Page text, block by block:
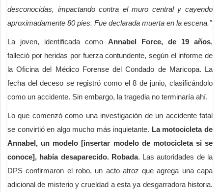
desconocidas, impactando contra el muro central y cayendo
aproximadamente 80 pies. Fue declarada muerta en la escena."
La joven, identificada como Annabel Force, de 19 años,
falleció por heridas por fuerza contundente, según el informe de
la Oficina del Médico Forense del Condado de Maricopa. La
fecha del deceso se registró como el 8 de junio, clasificándolo
como un accidente. Sin embargo, la tragedia no terminaría ahí.
Lo que comenzó como una investigación de un accidente fatal
se convirtió en algo mucho más inquietante. La motocicleta de
Annabel, un modelo [insertar modelo de motocicleta si se
conoce], había desaparecido. Robada. Las autoridades de la
DPS confirmaron el robo, un acto atroz que agrega una capa
adicional de misterio y crueldad a esta ya desgarradora historia.